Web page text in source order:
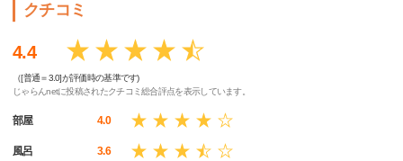
クチコミ
4.4
（[普通＝3.0]が評価時の基準です)
じゃらんnetに投稿されたクチコミ総合評点を表示しています。
部屋 4.0
風呂 3.6